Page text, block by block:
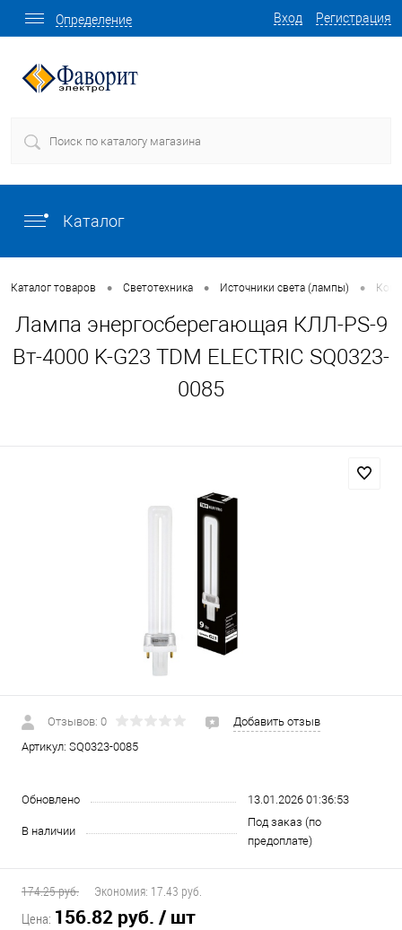
Вход Регистрация
Определение
Каталог
Каталог товаров • Светотехника • Источники света (лампы) •
Лампа энергосберегающая КЛЛ-PS-9
Вт-4000 K-G23 TDM ELECTRIC SQ0323-
0085
Отзывов: 0
Добавить отзыв
Артикул: SQ0323-0085
Обновлено 13.01.2026 01:36:53
В наличии
Под заказ (по
предоплате)
174.25 руб. Экономия: 17.43 руб.
Цена: 156.82 руб. / шт